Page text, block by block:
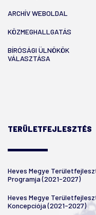
ARCHÍV WEBOLDAL
KÖZMEGHALLGATÁS
BÍRÓSÁGI ÜLNÖKÖK
VÁLASZTÁSA
TERÜLETFEJLESZTÉS
Heves Megye
Programja (2021-2027)
Heves Megye
Koncepciója (2021-2027)